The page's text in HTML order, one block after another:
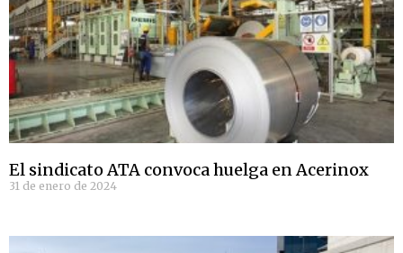
El sindicato ATA convoca huelga en Acerinox
31 de enero de 2024